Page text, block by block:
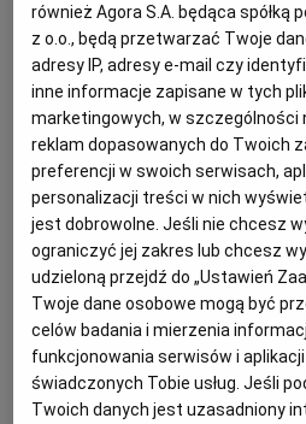
RYBY
DOMOWE
SOST, DIPY I
KUCHNIA
KUCHNIA
KUCHNIA
KUCHNIA
KUCHNIA
KUCHNIA
GORZÓW
KALISZ
WOLNA
ALE
WYBORCZA
TYLKO
KSIĄŻKI. MAGAZYN
NASZA
WYSOKIE
INNE
również Agora S.A. będąca spółką
z o.o., będą przetwarzać Twoje
adresy IP, adresy e-mail czy
inne informacje zapisane w tych
marketingowych, w szczególności
reklam dopasowanych do Twoich
preferencji w swoich serwisach,
personalizacji treści w nich
jest dobrowolne. Jeśli nie chcesz
ograniczyć jej zakres lub chcesz
udzieloną przejdź do „Ustawień
Twoje dane osobowe mogą być
celów badania i mierzenia
funkcjonowania serwisów i aplikacji
świadczonych Tobie usług. Jeśli
Twoich danych jest uzasadniony